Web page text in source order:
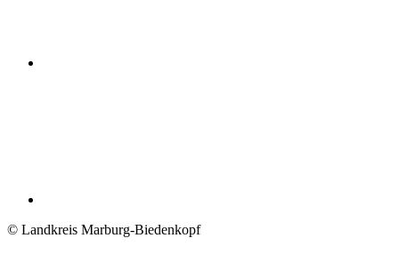
© Landkreis Marburg-Biedenkopf